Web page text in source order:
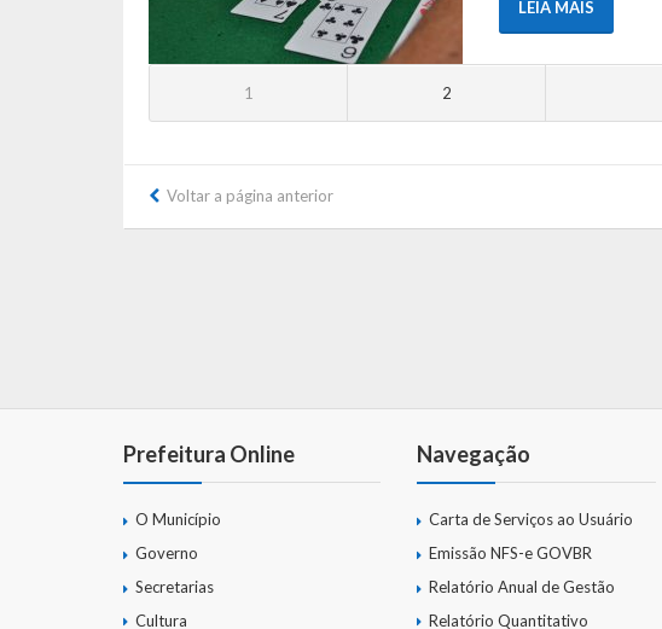
LEIA MAIS
1 2
Voltar a página anterior
Prefeitura Online
O Município
Governo
Secretarias
Cultura
Navegação
Carta de Serviços ao Usuário
Emissão NFS-e GOVBR
Relatório Anual de Gestão
Relatório Quantitativo